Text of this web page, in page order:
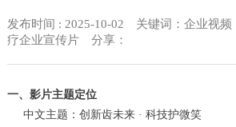
发布时间 : 2025-10-02 关键词：企业视频
疗企业宣传片 分享：
一、影片主题定位
中文主题：创新齿未来 · 科技护微笑